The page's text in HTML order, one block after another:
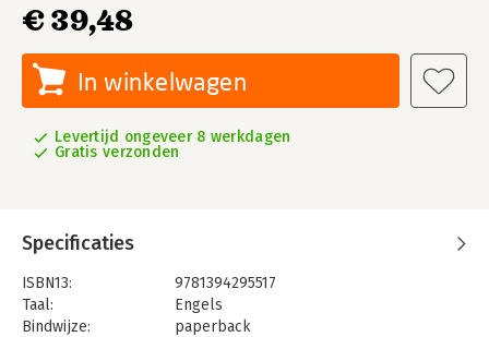
€ 39,48
In winkelwagen
Levertijd ongeveer 8 werkdagen
Gratis verzonden
Specificaties
ISBN13:
9781394295517
Taal:
Engels
Bindwijze:
paperback